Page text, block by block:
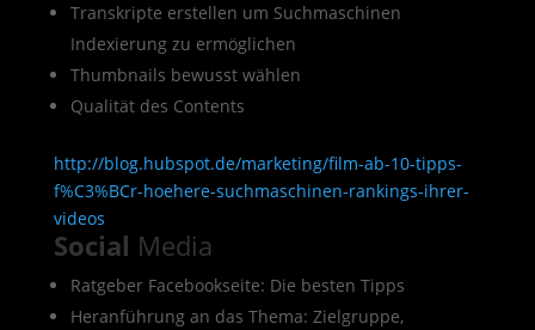
Transkripte erstellen um Suchmaschinen
Indexierung zu ermöglichen
Thumbnails bewusst wählen
Qualität des Contents
http://blog.hubspot.de/marketing/film-ab-10-tipps-
f%C3%BCr-hoehere-suchmaschinen-rankings-ihrer-
videos
Social Media
Ratgeber Facebookseite: Die besten Tipps
Heranführung an das Thema: Zielgruppe,